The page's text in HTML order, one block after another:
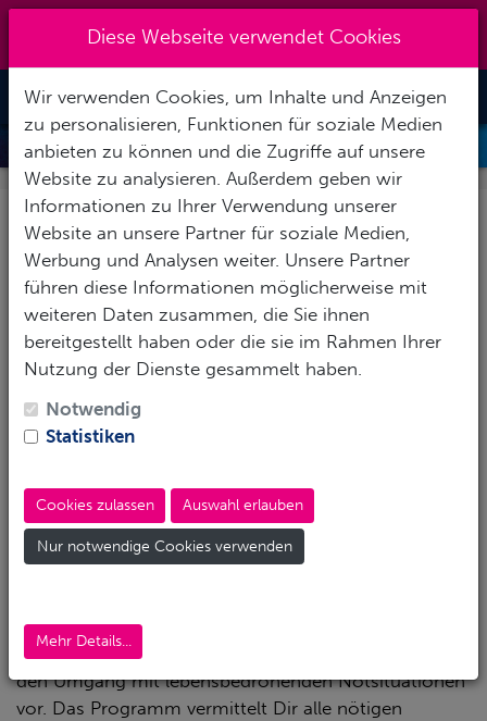
info@tauchzentrale.de
Toggle
ERSTE HILFE KURS
Erste Hilfe Kurs REACT
RIGHT
Du kannst Leben retten! Dies zu
lernen ist nicht schwer.
Tauchsport Unfälle passieren oder Notfälle entstehen.
In solchen Situation solltest Du wissen, was zu tun
Du möglicherweise lebenserhaltende Maßnahmen
unmittelbar einleiten.
Du nun ein Taucher bist oder nicht, dieser Kurs
bereitet Dich und jeden anderen Interessierten auf
den Umgang mit lebensbedrohenden Notsituationen
vor. Das Programm vermittelt Dir alle nötigen
Diese Webseite verwendet Cookies
Wir verwenden Cookies, um Inhalte und Anzeigen
zu personalisieren, Funktionen für soziale Medien
anbieten zu können und die Zugriffe auf unsere
Website zu analysieren. Außerdem geben wir
Informationen zu Ihrer Verwendung unserer
Website an unsere Partner für soziale Medien,
Werbung und Analysen weiter. Unsere Partner
führen diese Informationen möglicherweise mit
weiteren Daten zusammen, die Sie ihnen
bereitgestellt haben oder die sie im Rahmen Ihrer
Nutzung der Dienste gesammelt haben.
Notwendig
Statistiken
Cookies zulassen Auswahl erlauben
Nur notwendige Cookies verwenden
Mehr Details...